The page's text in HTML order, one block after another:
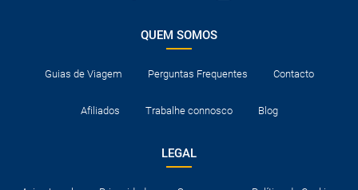
QUEM SOMOS
Guias de Viagem Perguntas Frequentes Contacto
Afiliados Trabalhe connosco Blog
LEGAL